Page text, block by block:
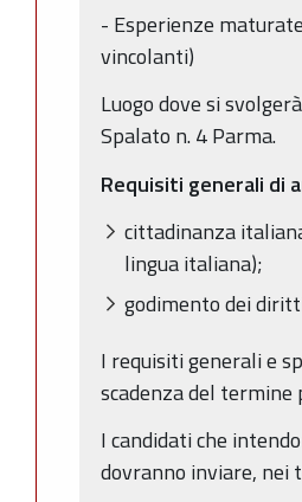
- Esperienze
vincolanti)
Luogo dove si
Spalato n. 4 Parma.
Requisiti generali di
cittadinanza
lingua italiana);
godimento dei
I requisiti generali e
scadenza del
I candidati che
dovranno inviare, nei